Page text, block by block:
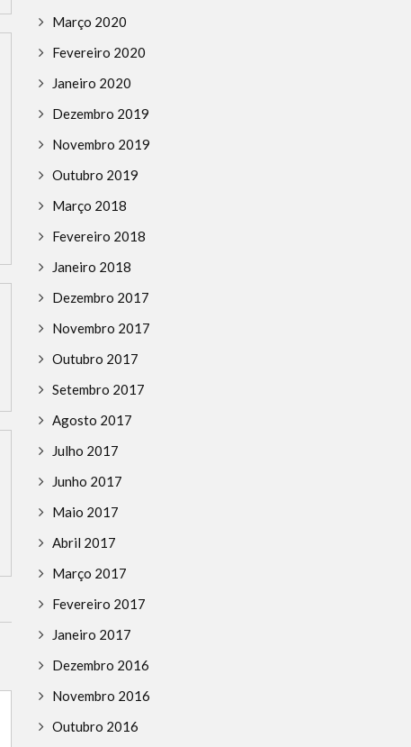
Março 2020
Fevereiro 2020
Janeiro 2020
Dezembro 2019
Novembro 2019
Outubro 2019
Março 2018
Fevereiro 2018
Janeiro 2018
Dezembro 2017
Novembro 2017
Outubro 2017
Setembro 2017
Agosto 2017
Julho 2017
Junho 2017
Maio 2017
Abril 2017
Março 2017
Fevereiro 2017
Janeiro 2017
Dezembro 2016
Novembro 2016
Outubro 2016